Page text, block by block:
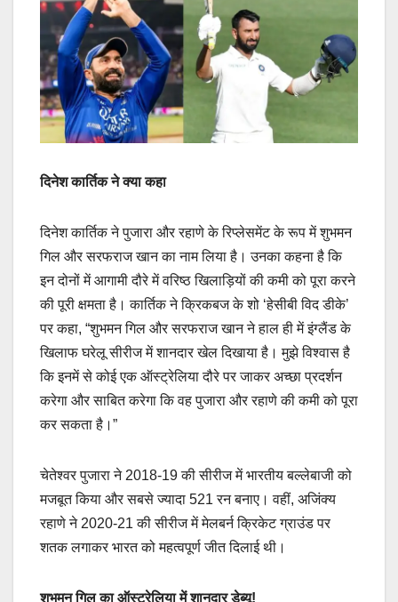
दिनेश कार्तिक ने क्या कहा
दिनेश कार्तिक ने पुजारा और रहाणे के रिप्लेसमेंट के रूप में शुभमन
गिल और सरफराज खान का नाम लिया है। उनका कहना है कि
इन दोनों में आगामी दौरे में वरिष्ठ खिलाड़ियों की कमी को पूरा करने
की पूरी क्षमता है। कार्तिक ने क्रिकबज के शो ‘हेसीबी विद डीके’
पर कहा, “शुभमन गिल और सरफराज खान ने हाल ही में इंग्लैंड के
खिलाफ घरेलू सीरीज में शानदार खेल दिखाया है। मुझे विश्वास है
कि इनमें से कोई एक ऑस्ट्रेलिया दौरे पर जाकर अच्छा प्रदर्शन
करेगा और साबित करेगा कि वह पुजारा और रहाणे की कमी को पूरा
कर सकता है।”
चेतेश्वर पुजारा ने 2018-19 की सीरीज में भारतीय बल्लेबाजी को
मजबूत किया और सबसे ज्यादा 521 रन बनाए। वहीं, अजिंक्य
रहाणे ने 2020-21 की सीरीज में मेलबर्न क्रिकेट ग्राउंड पर
शतक लगाकर भारत को महत्वपूर्ण जीत दिलाई थी।
शुभमन गिल का ऑस्ट्रेलिया में शानदार डेब्यू!